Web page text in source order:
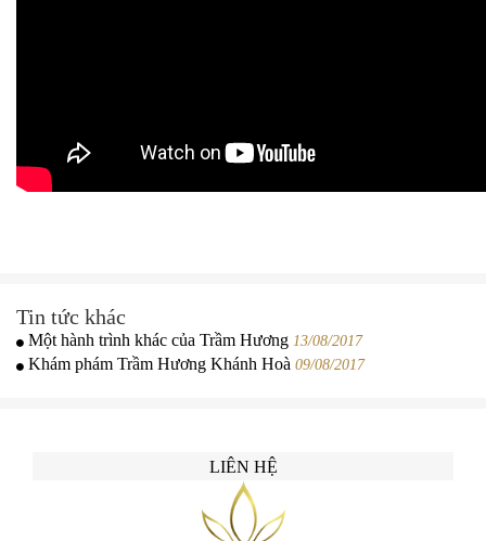
Tin tức khác
Một hành trình khác của Trầm Hương 13/08/2017
Khám phám Trầm Hương Khánh Hoà 09/08/2017
LIÊN HỆ